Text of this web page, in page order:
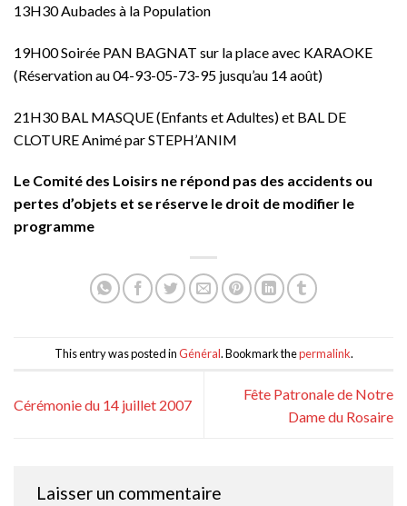
13H30 Aubades à la Population
19H00Soirée PAN BAGNAT sur la place avec KARAOKE
(Réservation au 04-93-05-73-95 jusqu’au 14 août)
21H30 BAL MASQUE (Enfants et Adultes) et BAL DE
CLOTURE Animé par STEPH’ANIM
Le Comité des Loisirs ne répond pas des accidents ou
pertes d’objets et se réserve le droit de modifier le
programme
This entry was posted inGénéral. Bookmark thepermalink.
Cérémonie du 14 juillet 2007
Fête Patronale de Notre
Dame du Rosaire
Laisser un commentaire